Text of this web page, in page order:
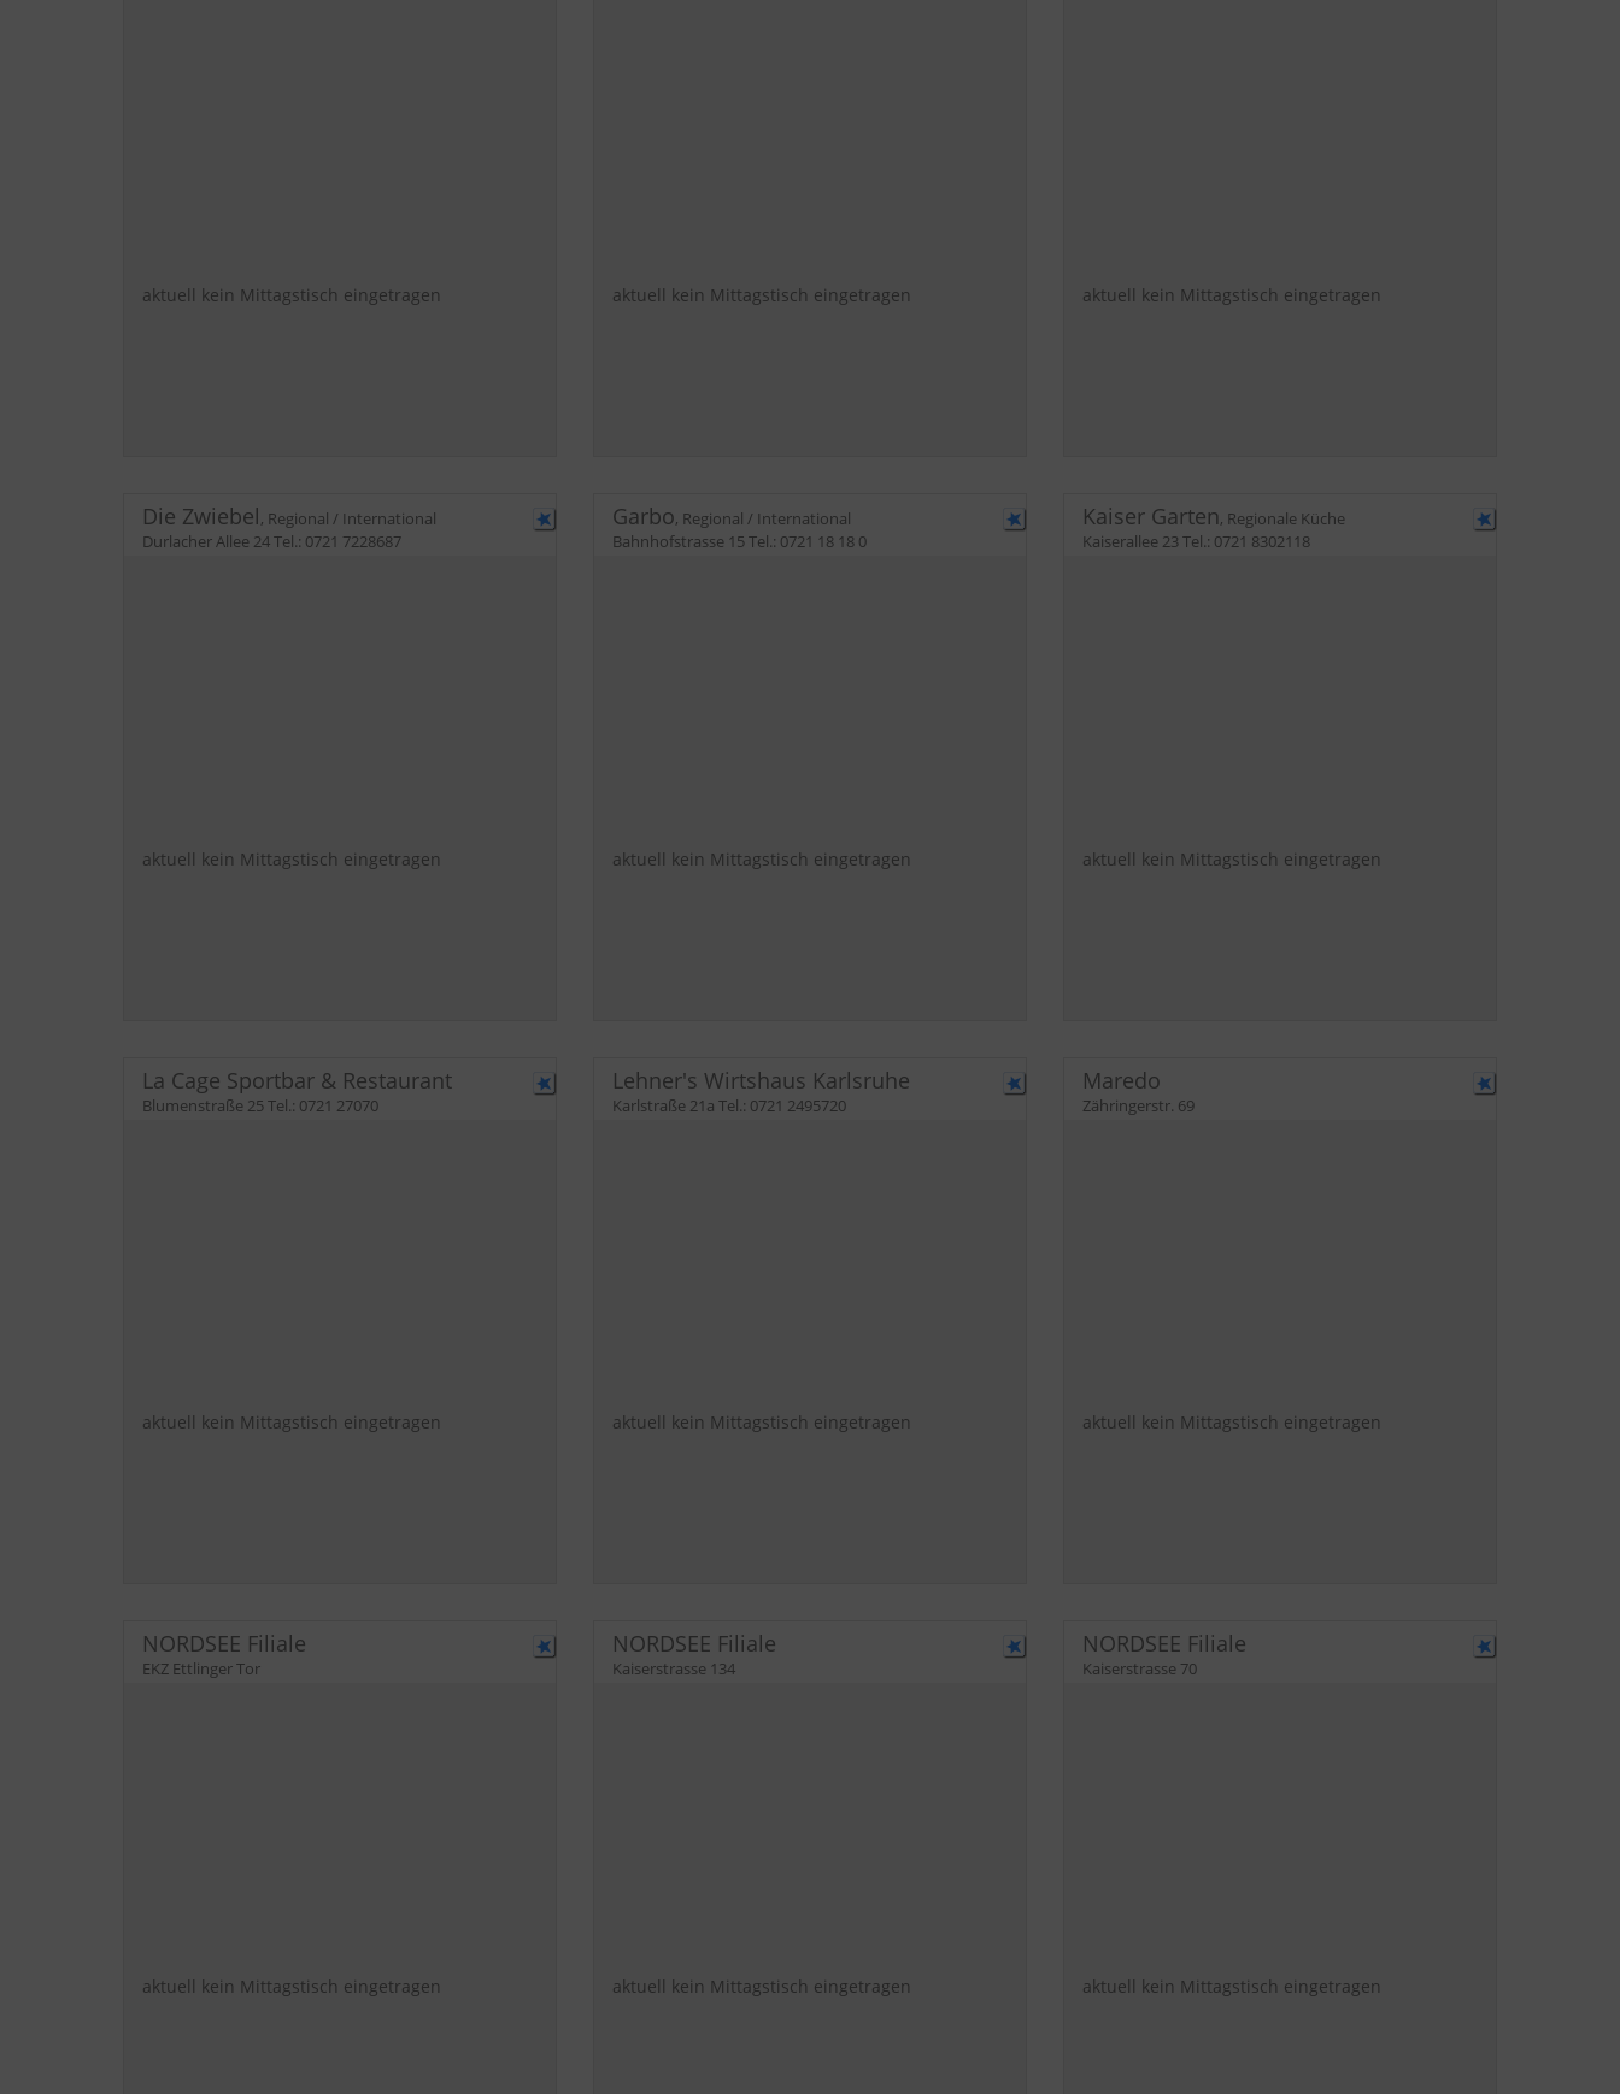
aktuell kein Mittagstisch eingetragen aktuell kein Mittagstisch eingetragen aktuell kein Mittagstisch eingetragen
Die Zwiebel, Regional / International
Durlacher Allee 24Tel.: 0721 7228687
aktuell kein Mittagstisch eingetragen
Garbo, Regional / International
Bahnhofstrasse 15Tel.: 0721 18 18 0
aktuell kein Mittagstisch eingetragen
Kaiser Garten, Regionale Küche
Kaiserallee 23Tel.: 0721 8302118
aktuell kein Mittagstisch eingetragen
La Cage Sportbar & Restaurant
Blumenstraße 25Tel.: 0721 27070
aktuell kein Mittagstisch eingetragen
Lehner's Wirtshaus Karlsruhe
Karlstraße 21a Tel.: 0721 2495720
aktuell kein Mittagstisch eingetragen
Maredo
Zähringerstr. 69
aktuell kein Mittagstisch eingetragen
NORDSEE Filiale
EKZ Ettlinger Tor
aktuell kein Mittagstisch eingetragen
NORDSEE Filiale
Kaiserstrasse 134
aktuell kein Mittagstisch eingetragen
NORDSEE Filiale
Kaiserstrasse 70
aktuell kein Mittagstisch eingetragen